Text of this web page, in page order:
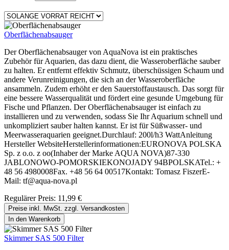
Oberflächenabsauger
Der Oberflächenabsauger von AquaNova ist ein praktisches
Zubehör für Aquarien, das dazu dient, die Wasseroberfläche sauber
zu halten. Er entfernt effektiv Schmutz, überschüssigen Schaum und
andere Verunreinigungen, die sich an der Wasseroberfläche
ansammeln. Zudem erhöht er den Sauerstoffaustausch. Das sorgt für
eine bessere Wasserqualität und fördert eine gesunde Umgebung für
Fische und Pflanzen. Der Oberflächenabsauger ist einfach zu
installieren und zu verwenden, sodass Sie Ihr Aquarium schnell und
unkompliziert sauber halten kannst. Er ist für Süßwasser- und
Meerwasseraquarien geeignet.Durchlauf: 200l/h3 WattAnleitung
Hersteller WebsiteHerstellerinformationen:EURONOVA POLSKA
Sp. z o.o. z oo(Inhaber der Marke AQUA NOVA)87-330
JABLONOWO-POMORSKIEKONOJADY 94BPOLSKATel.: +
48 56 4980008Fax. +48 56 64 00517Kontakt: Tomasz FiszerE-
Mail: tf@aqua-nova.pl
Regulärer Preis: 11,99 €
Preise inkl. MwSt. zzgl. Versandkosten
In den Warenkorb
Skimmer SAS 500 Filter